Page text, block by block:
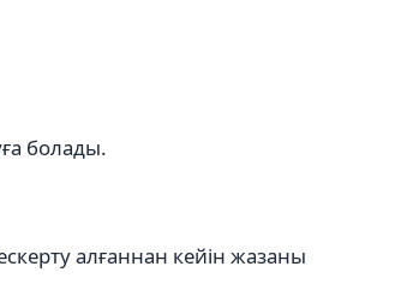
болады.
алғаннан кейін жазаны